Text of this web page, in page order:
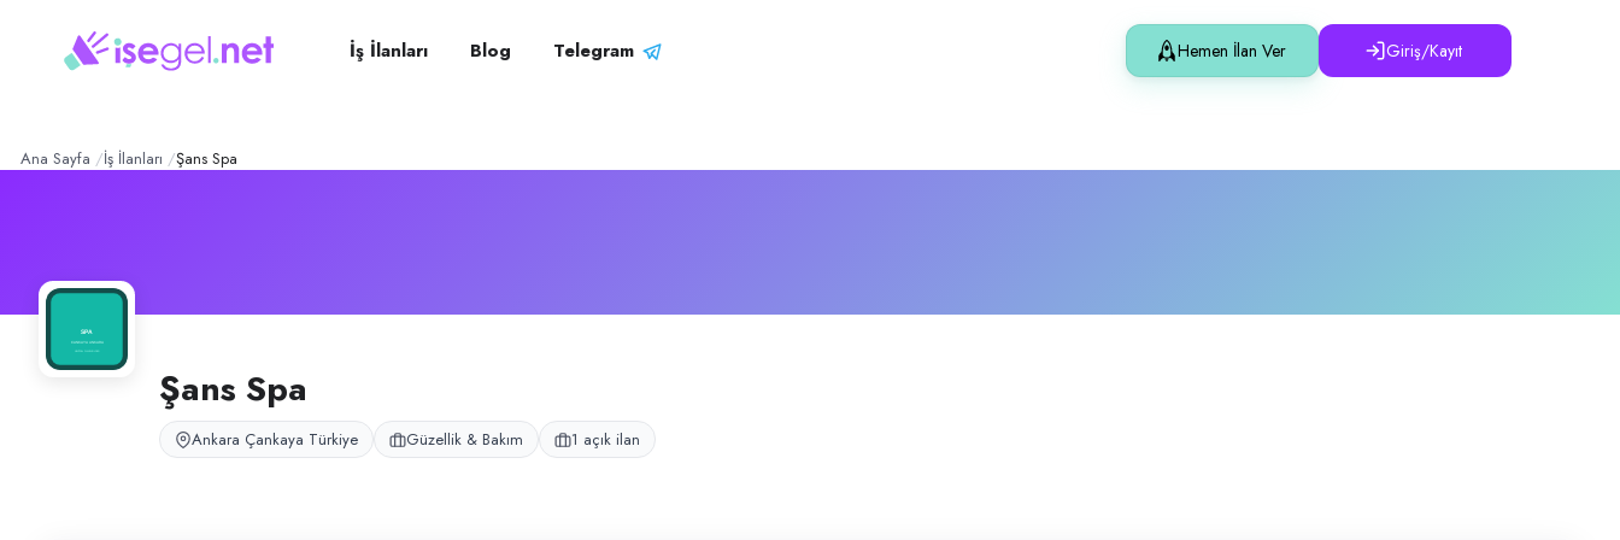
Spa– Şirket Profili
Şans Spa, Ankara Çankaya’da spa ve terapi hizmetleri sunmaktadır.
pozisyonlar
Terapist (Bayan)
İş İlanları Blog Telegram Hemen İlan Ver Giriş/Kayıt
Ana Sayfa İş İlanları Şans Spa
Şans Spa
Ankara Çankaya Türkiye Güzellik & Bakım 1 açık ilan